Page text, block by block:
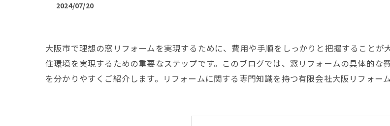
2024/07/20
大阪市で理想の窓リフォームを実現するために、費用や手順をしっかりと把握すること
住環境を実現するための重要なステップです。このブログでは、窓リフォームの具体的
を分かりやすくご紹介します。リフォームに関する専門知識を持つ有限会社大阪リフォー